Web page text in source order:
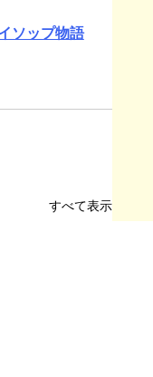
ソップ物語
すべて表示